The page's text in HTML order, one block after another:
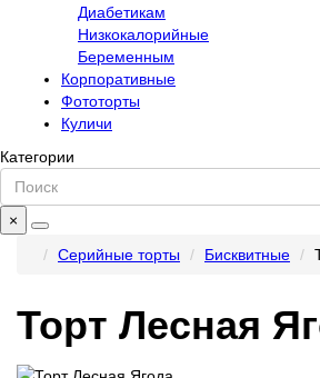
Диабетикам
Низкокалорийные
Беременным
Корпоративные
Фототорты
Куличи
Категории
×
Серийные торты
Бисквитные
Торт Лесная